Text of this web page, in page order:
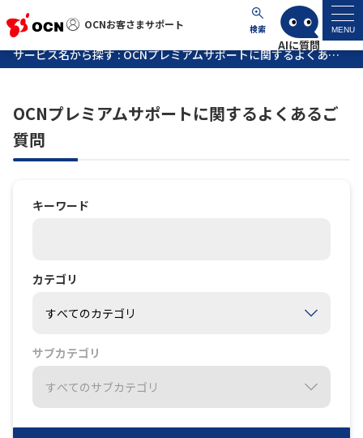
OCNお客さまサポート 検索 MENU
OCNお客さまサポート
マイページ
サポートトップ
各種ダウンロード
お問い合わせ
サービス名から探す : OCNプレミアムサポートに関するよくあるご質問
OCNプレミアムサポートに関するよくあるご
質問
キーワード
カテゴリ
サブカテゴリ